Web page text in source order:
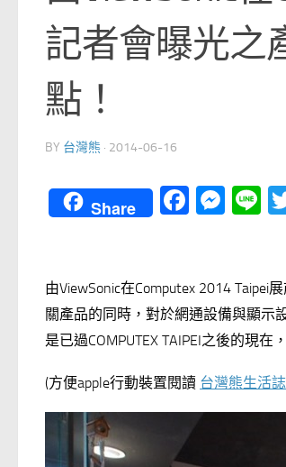
記者會曝光之
點！
BY 台灣熊 · 2014-06-16
Share
由ViewSonic在Computex 2014
關產品的同時，對於網通設備與顯示
是已過COMPUTEX TAIPEI之後的現
(方便apple行動裝置閱讀 台灣熊生活